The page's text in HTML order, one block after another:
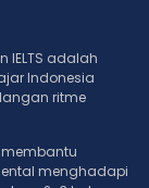
adalah
Indonesia
ritme
menghadapi